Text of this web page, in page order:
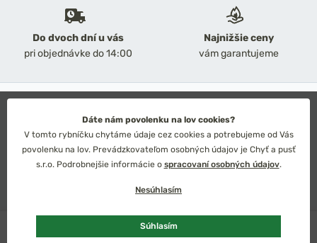
Do dvoch dní u vás
pri objednávke do 14:00
Najnižšie ceny
vám garantujeme
Obchodné podmienky
Ochrana osobných údajov
Technické riešenie: Simplia s.r.o.
Strategický dizajn: Petr Široký
Dáte nám povolenku na lov cookies?
V tomto rybníčku chytáme údaje cez cookies a potrebujeme od Vás
povolenku na lov. Prevádzkovateľom osobných údajov je Chyť a pusť
s.r.o. Podrobnejšie informácie o spracovaní osobných údajov.
Nesúhlasím
Súhlasím